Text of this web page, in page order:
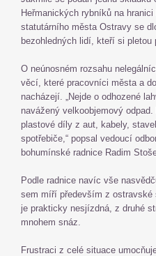
Heřmanických rybníků na
statutárního města Ostravy se
bezohledných lidí, kteří si pletou
O neúnosném rozsahu
věcí, které pracovníci města a
nacházejí. „Nejde o odhozené
navážený velkoobjemový
plastové díly z aut, kabely,
spotřebiče,“ popsal vedoucí
bohumínské radnice Radim
Podle radnice navíc vše
sem míří především z
je prakticky nesjízdná, z druhé
mnohem snáz.
Frustraci z celé situace